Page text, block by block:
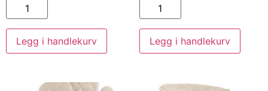
Legg i handlekurv Legg i handlekurv